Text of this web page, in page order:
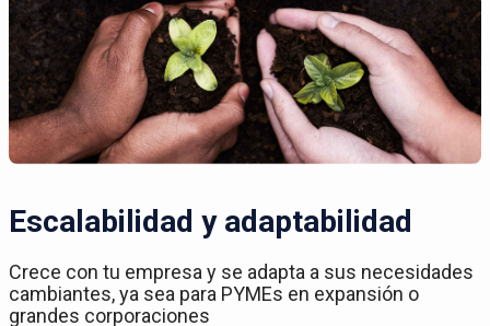
Escalabilidad y adaptabilidad
Crece con tu empresa y se adapta a sus necesidades
cambiantes, ya sea para PYMEs en expansión o
grandes corporaciones